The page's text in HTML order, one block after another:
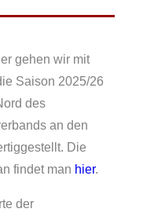
gehen wir mit
Saison 2025/26
des
an den
Die
findet man hier.
der